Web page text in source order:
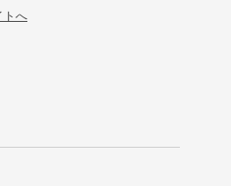
トへ